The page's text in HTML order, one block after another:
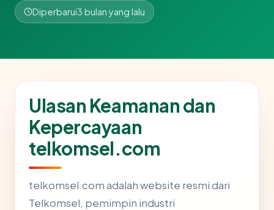
Diperbarui3 bulan yang lalu
Ulasan Keamanan dan
Kepercayaan
telkomsel.com
telkomsel.com adalah website resmi dari
Telkomsel, pemimpin industri